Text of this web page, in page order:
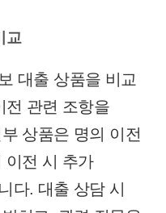
교
대출 상품을 비교
전 관련 조항을
상품은 명의 이전
이전 시 추가
다. 대출 상담 시